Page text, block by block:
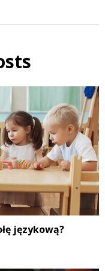
językową?